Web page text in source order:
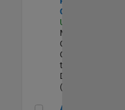
Coordinator
US-MA-Natick
Marketing
Communications |
Contratos
temporales/
Duration: 5
(begins Ag. 2026)
Aerospace and
Aerospace and